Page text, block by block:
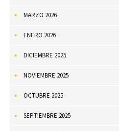
MARZO 2026
ENERO 2026
DICIEMBRE 2025
NOVIEMBRE 2025
OCTUBRE 2025
SEPTIEMBRE 2025